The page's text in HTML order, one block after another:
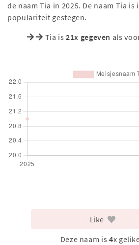
de naam Tia in 2025. De naam Tia is
populariteit gestegen.
Tia is21x gegeven als
Like
Deze naam is 4x